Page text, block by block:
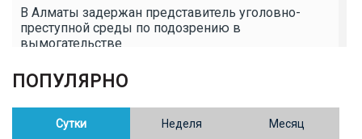
В Алматы задержан представитель уголовно-
преступной среды по подозрению в
вымогательстве
ОБЩЕСТВО
Полицейские пресекли незаконное выращивание
конопли в Таразе
ПОПУЛЯРНО
Сутки Неделя Месяц